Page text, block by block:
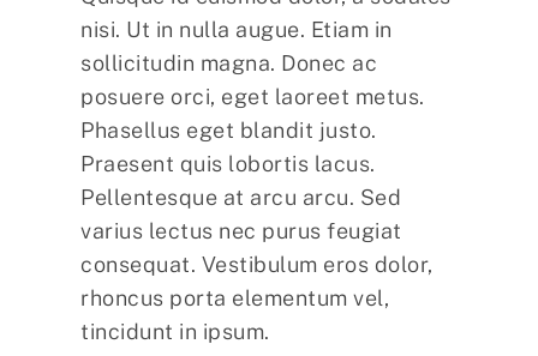
nisi. Ut in nulla augue. Etiam in
sollicitudin magna. Donec ac
posuere orci, eget laoreet metus.
Phasellus eget blandit justo.
Praesent quis lobortis lacus.
Pellentesque at arcu arcu. Sed
varius lectus nec purus feugiat
consequat. Vestibulum eros dolor,
rhoncus porta elementum vel,
tincidunt in ipsum.